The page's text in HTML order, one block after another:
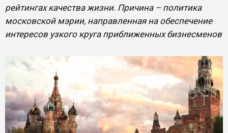
рейтингах качества жизни. Причина – политика
московской мэрии, направленная на обеспечение
интересов узкого круга приближенных бизнесменов